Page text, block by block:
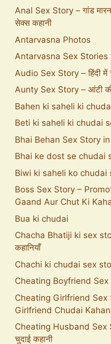
Anal Sex Story – गांड
सेक्स कहानी
Antarvasna Photos
Antarvasna Sex Stories
Audio Sex Story – हिंदी में
Aunty Sex Story – आंटी की
Bahen ki saheli ki
Beti ki saheli ki chudai
Bhai Behan Sex Story in
Bhai ke dost se chudai
Biwi ki saheli ko chudai
Boss Sex Story –
Gaand Aur Chut Ki
Bua ki chudai
Chacha Bhatiji ki sex
कहानियाँ
Chachi ki chudai sex
Cheating Boyfriend Sex
Cheating Girlfriend Sex
Girlfriend Chudai
Cheating Husband Sex
चुदाई कहानी